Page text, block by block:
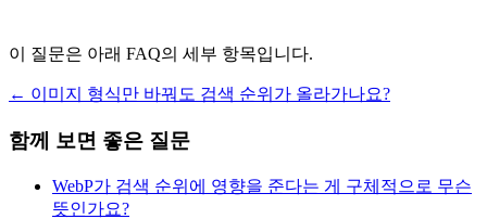
이 질문은 아래 FAQ의 세부 항목입니다.
← 이미지 형식만 바꿔도 검색 순위가 올라가나요?
함께 보면 좋은 질문
WebP가 검색 순위에 영향을 준다는 게 구체적으로 무슨
뜻인가요?